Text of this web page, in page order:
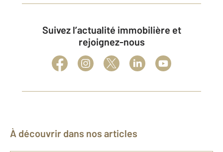
Suivez l’actualité immobilière et
rejoignez-nous
À découvrir dans nos articles